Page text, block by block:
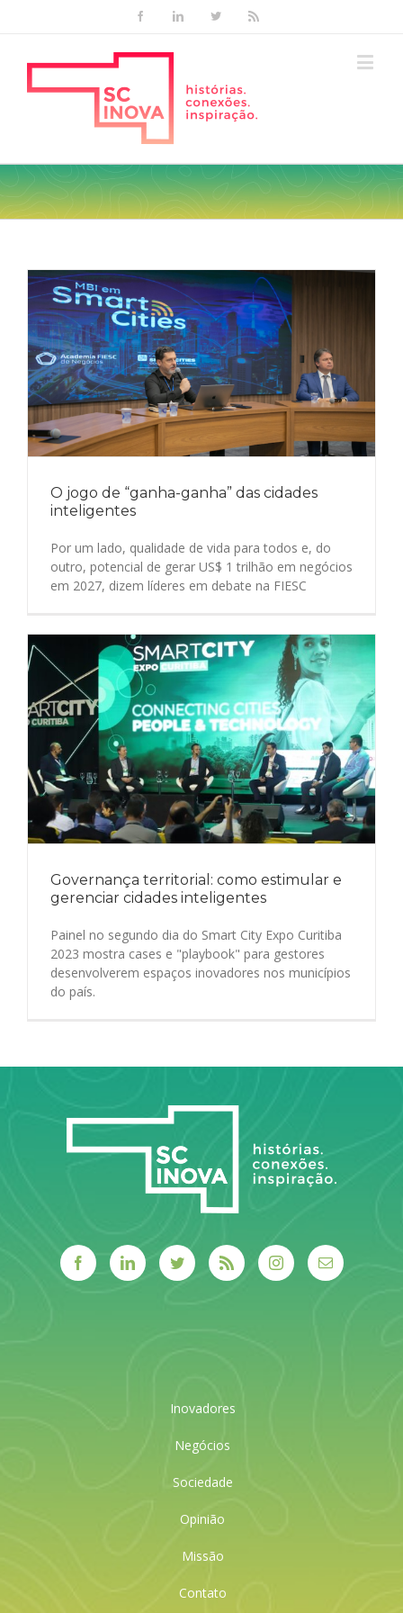
FacebookLinkedinTwitter
O jogo de “ganha-ganha” das cidades
inteligentes
Por um lado, qualidade de vida para todos e, do
outro, potencial de gerar US$ 1 trilhão em negócios
em 2027, dizem líderes em debate na FIESC
Governança territorial: como estimular e
gerenciar cidades inteligentes
Painel no segundo dia do Smart City Expo Curitiba
2023 mostra cases e "playbook" para gestores
desenvolverem espaços inovadores nos municípios
do país.
Inovadores
Negócios
Sociedade
Opinião
Missão
Contato